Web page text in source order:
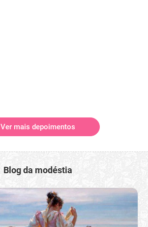
Ver mais depoimentos
Blog da modéstia